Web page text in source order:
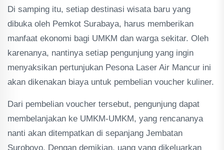
Di samping itu, setiap destinasi wisata baru yang
dibuka oleh Pemkot Surabaya, harus memberikan
manfaat ekonomi bagi UMKM dan warga sekitar. Oleh
karenanya, nantinya setiap pengunjung yang ingin
menyaksikan pertunjukan Pesona Laser Air Mancur ini
akan dikenakan biaya untuk pembelian voucher kuliner.
Dari pembelian voucher tersebut, pengunjung dapat
membelanjakan ke UMKM-UMKM, yang rencananya
nanti akan ditempatkan di sepanjang Jembatan
Suroboyo. Dengan demikian, uang yang dikeluarkan